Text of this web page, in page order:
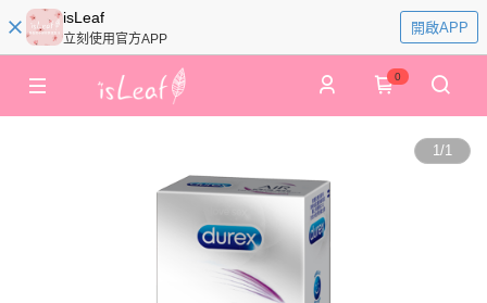
isLeaf
立刻使用官方APP
開啟APP
0
1/1